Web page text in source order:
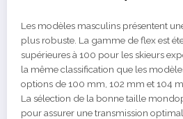
Les modèles masculins présentent
plus robuste. La gamme de flex est
supérieures à 100 pour les skieurs
la même classification que les
options de 100 mm, 102 mm et 104
La sélection de la bonne taille
pour assurer une transmission